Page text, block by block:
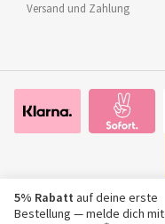
Versand und Zahlung
5% Rabatt auf deine erste
Bestellung — melde dich mit